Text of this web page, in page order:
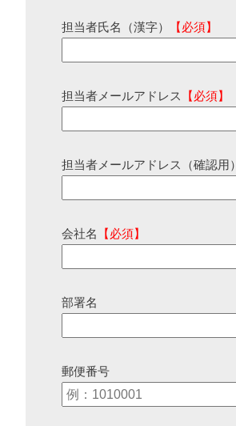
担当者氏名（漢字） 【必須】
担当者メールアドレス 【必須】
担当者メールアドレス（確認用）
会社名 【必須】
部署名
郵便番号